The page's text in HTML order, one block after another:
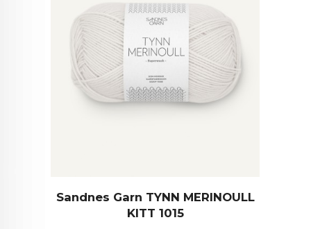
Sandnes Garn TYNN MERINOULL
KITT 1015